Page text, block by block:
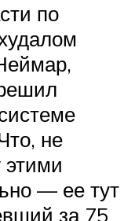
по
не
этими
— ее тут
за 75